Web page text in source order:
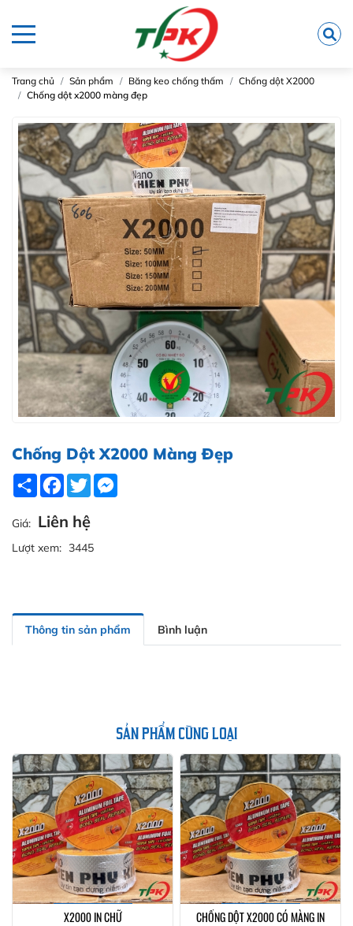
Trang chủ Sản phẩm Băng keo chống thấm
Chống dột X2000
Chống dột x2000 màng đẹp
Chống Dột X2000 Màng Đẹp
Share Facebook
Twitter
Giá: Liên hệ
Lượt xem: 3445
Thông tin sản phẩm Bình luận
SẢN PHẨM CÙNG LOẠI
X2000 IN CHỮ CHỐNG DỘT X2000 CÓ MÀNG IN